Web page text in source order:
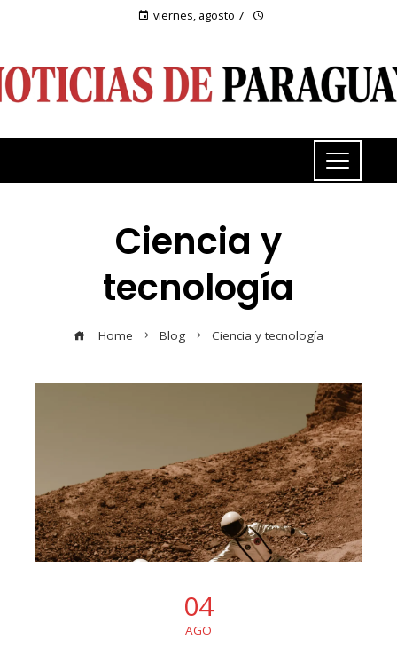
viernes, agosto 7
Ciencia y
tecnología
Home Blog Ciencia y tecnología
04
AGO